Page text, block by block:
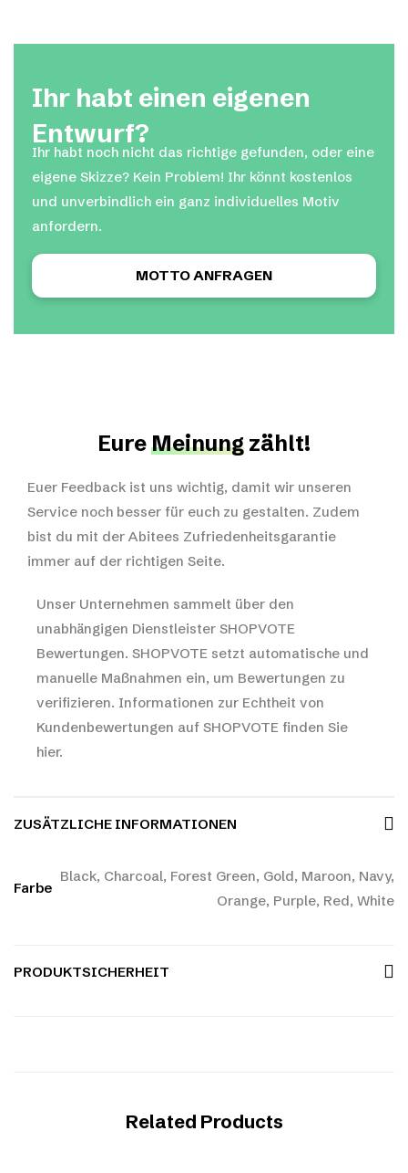
Ihr habt einen eigenen
Entwurf?
Ihr habt noch nicht das richtige gefunden, oder eine
eigene Skizze? Kein Problem! Ihr könnt kostenlos
und unverbindlich ein ganz individuelles Motiv
anfordern.
MOTTO ANFRAGEN
EureMeinung zählt!
Euer Feedback ist uns wichtig, damit wir unseren
Service noch besser für euch zu gestalten. Zudem
bist du mit der Abitees Zufriedenheitsgarantie
immer auf der richtigen Seite.
Unser Unternehmen sammelt über den
unabhängigen Dienstleister SHOPVOTE
Bewertungen. SHOPVOTE setzt automatische und
manuelle Maßnahmen ein, um Bewertungen zu
verifizieren. Informationen zur Echtheit von
Kundenbewertungen auf SHOPVOTE finden Sie
hier.
ZUSÄTZLICHE INFORMATIONEN
Farbe
Black, Charcoal, Forest Green, Gold, Maroon, Navy,
Orange, Purple, Red, White
PRODUKTSICHERHEIT
Related Products